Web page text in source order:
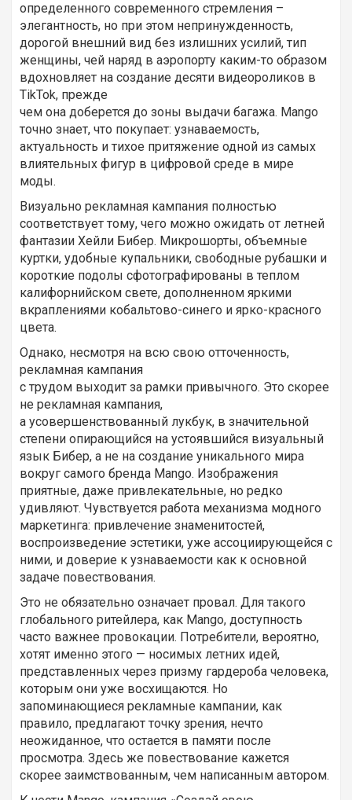
определенного современного стремления –
элегантность, но при этом непринужденность,
дорогой внешний вид без излишних усилий, тип
женщины, чей наряд в аэропорту каким-то образом
вдохновляет на создание десяти видеороликов в
TikTok, прежде
чем она доберется до зоны выдачи багажа. Mango
точно знает, что покупает: узнаваемость,
актуальность и тихое притяжение одной из самых
влиятельных фигур в цифровой среде в мире
моды.
Визуально рекламная кампания полностью
соответствует тому, чего можно ожидать от летней
фантазии Хейли Бибер. Микрошорты, объемные
куртки, удобные купальники, свободные рубашки и
короткие подолы сфотографированы в теплом
калифорнийском свете, дополненном яркими
вкраплениями кобальтово-синего и ярко-красного
цвета.
Однако, несмотря на всю свою отточенность,
рекламная кампания
с трудом выходит за рамки привычного. Это скорее
не рекламная кампания,
а усовершенствованный лукбук, в значительной
степени опирающийся на устоявшийся визуальный
язык Бибер, а не на создание уникального мира
вокруг самого бренда Mango. Изображения
приятные, даже привлекательные, но редко
удивляют. Чувствуется работа механизма модного
маркетинга: привлечение знаменитостей,
воспроизведение эстетики, уже ассоциирующейся с
ними, и доверие к узнаваемости как к основной
задаче повествования.
Это не обязательно означает провал. Для такого
глобального ритейлера, как Mango, доступность
часто важнее провокации. Потребители, вероятно,
хотят именно этого — носимых летних идей,
представленных через призму гардероба человека,
которым они уже восхищаются. Но
запоминающиеся рекламные кампании, как
правило, предлагают точку зрения, нечто
неожиданное, что остается в памяти после
просмотра. Здесь же повествование кажется
скорее заимствованным, чем написанным автором.